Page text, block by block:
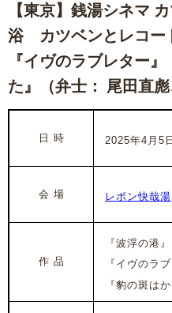
【東京】銭湯シネマ
浴 カツベンとレコー
『イヴのラブレター
た』（弁士： 尾田直
日 時 2025年4月5
会 場 レボン快哉湯
作 品
『波浮の港
『イヴのラブ
『豹の斑はか